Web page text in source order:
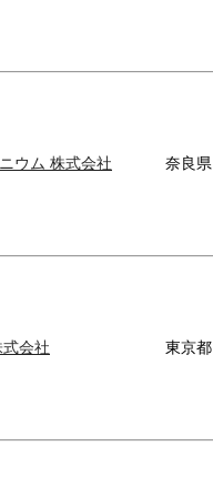
ウム 株式会社 奈良県
会社 東京都